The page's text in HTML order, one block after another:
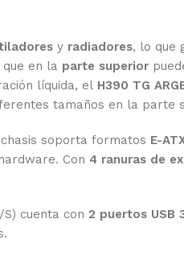
y radiadores, lo que
en la parte superior
líquida, el H390 TG
tamaños en la parte
soporta formatos E-
Con 4 ranuras de
cuenta con 2 puertos USB